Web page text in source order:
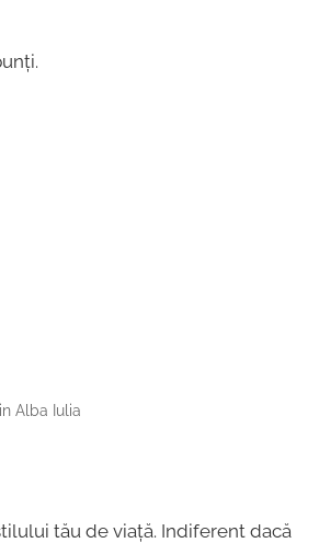
Alba Iulia
tău de viață. Indiferent dacă